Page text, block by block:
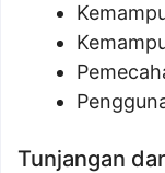
Tunjangan